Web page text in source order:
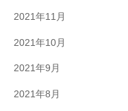
2021年11月
2021年10月
2021年9月
2021年8月